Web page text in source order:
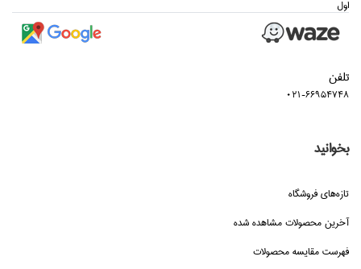
اول
تلفن
021-66954748
بخوانید
تازه‌هاي فروشگاه
آخرین محصولات مشاهده شده
فهرست مقایسه محصولات